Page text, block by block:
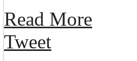
Read More
Tweet